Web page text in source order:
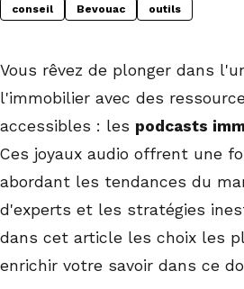
conseil Bevouac outils
Vous rêvez de plonger dans
l'immobilier avec des
accessibles : les podcasts
Ces joyaux audio offrent une
abordant les tendances du
d'experts et les stratégies
dans cet article les choix les
enrichir votre savoir dans ce